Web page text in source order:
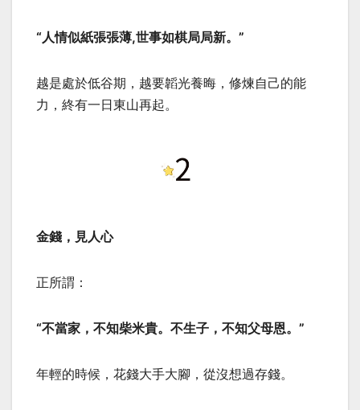
“人情似紙張張薄,世事如棋局局新。”
越是處於低谷期，越要韜光養晦，修煉自己的能
力，終有一日東山再起。
金錢，見人心
正所謂：
“不當家，不知柴米貴。不生子，不知父母恩。”
年輕的時候，花錢大手大腳，從沒想過存錢。